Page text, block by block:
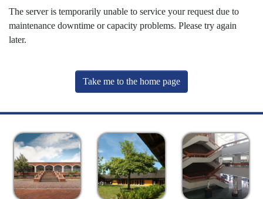
The server is temporarily unable to service your request due to
maintenance downtime or capacity problems. Please try again
later.
Take me to the home page